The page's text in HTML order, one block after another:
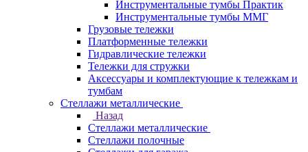
Инструментальные тумбы Практик
Инструментальные тумбы ММГ
Грузовые тележки
Платформенные тележки
Гидравлические тележки
Тележки для стружки
Аксесcуары и комплектующие к тележкам и
тумбам
Стеллажи металлические
Назад
Стеллажи металлические
Стеллажи полочные